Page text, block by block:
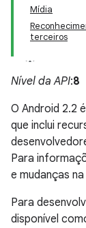
Mídia
terceiros
Nível da API:8
O Android 2.2
que inclui
Para
e mudanças
Para
disponível